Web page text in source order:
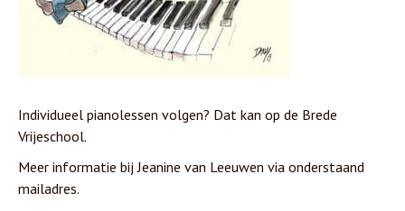
Individueel pianolessen volgen? Dat kan op de Brede
Vrijeschool.
Meer informatie bij Jeanine van Leeuwen via onderstaand
mailadres.